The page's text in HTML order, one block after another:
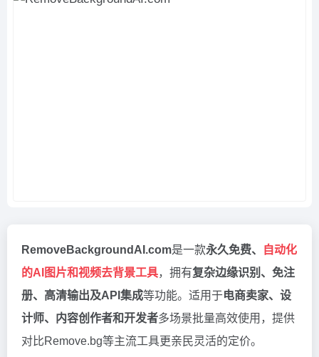
RemoveBackgroundAI.com是一款永久免费、
自动化
的AI图片和视频去背景工具，拥有复杂边缘识别、免注
册、高清输出及API集成等功能。适用于电商卖家、设
计师、内容创作者和开发者多场景批量高效使用，提供
对比Remove.bg等主流工具更亲民灵活的定价。